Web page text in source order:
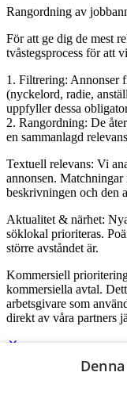
Rangordning av
För att ge dig de mest
tvåstegsprocess för att
1. Filtrering: Annonser
(nyckelord, radie,
uppfyller dessa
2. Rangordning: De
en sammanlagd
Textuell relevans: Vi
annonsen.
beskrivningen och den
Aktualitet & närhet:
söklokal prioriteras.
större avståndet är.
Kommersiell
kommersiella avtal.
arbetsgivare som
direkt av våra partners
Logga in som